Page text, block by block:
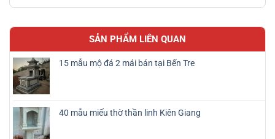
SẢN PHẨM LIÊN QUAN
15 mẫu mộ đá 2 mái bán tại Bến Tre
40 mẫu miếu thờ thần linh Kiên Giang